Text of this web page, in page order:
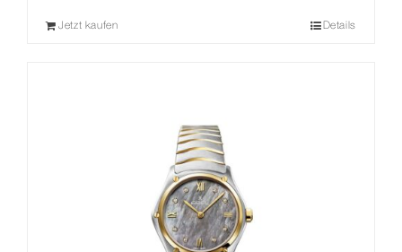
Jetzt kaufen Details